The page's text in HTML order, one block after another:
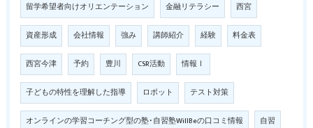
留学希望者向けオリエンテーション 金融リテラシー 西宮
資産形成 会社情報 強み 講師紹介 経験 料金表
西宮今津 予約 豊川 CSR活動 情報Ⅰ
子どもの特性を理解した指導 ロボット テスト対策
オンラインの学習コーチング型の塾･自習塾WillBeの口コミ情報 自習